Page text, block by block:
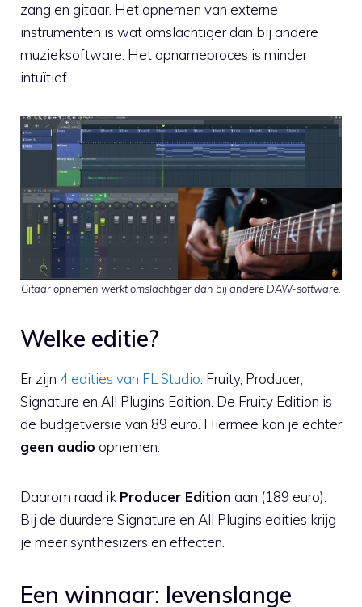
zang en gitaar. Het opnemen van externe
instrumenten is wat omslachtiger dan bij andere
muzieksoftware. Het opnameproces is minder
intuïtief.
Gitaar opnemen werkt omslachtiger dan bij andere DAW-software
Welke editie?
Er zijn 4 edities van FL Studio: Fruity, Producer,
Signature en All Plugins Edition. De Fruity Edition is
de budgetversie van 89 euro. Hiermee kan je echter
geen audio opnemen.
Daarom raad ik Producer Edition aan (189 euro).
Bij de duurdere Signature en All Plugins edities krijg
je meer synthesizers en effecten.
Een winnaar: levenslange